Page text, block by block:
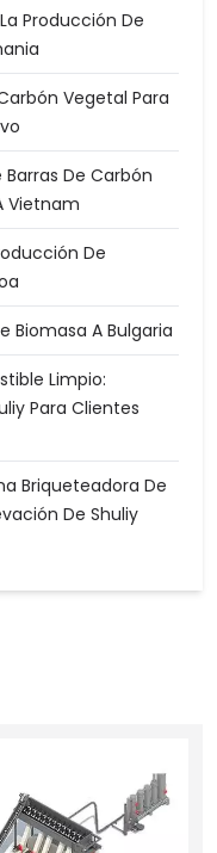
Producción De
Vegetal Para
De Carbón
Vietnam
De
Biomasa A Bulgaria
Limpio:
Para Clientes
Briqueteadora De
De Shuliy